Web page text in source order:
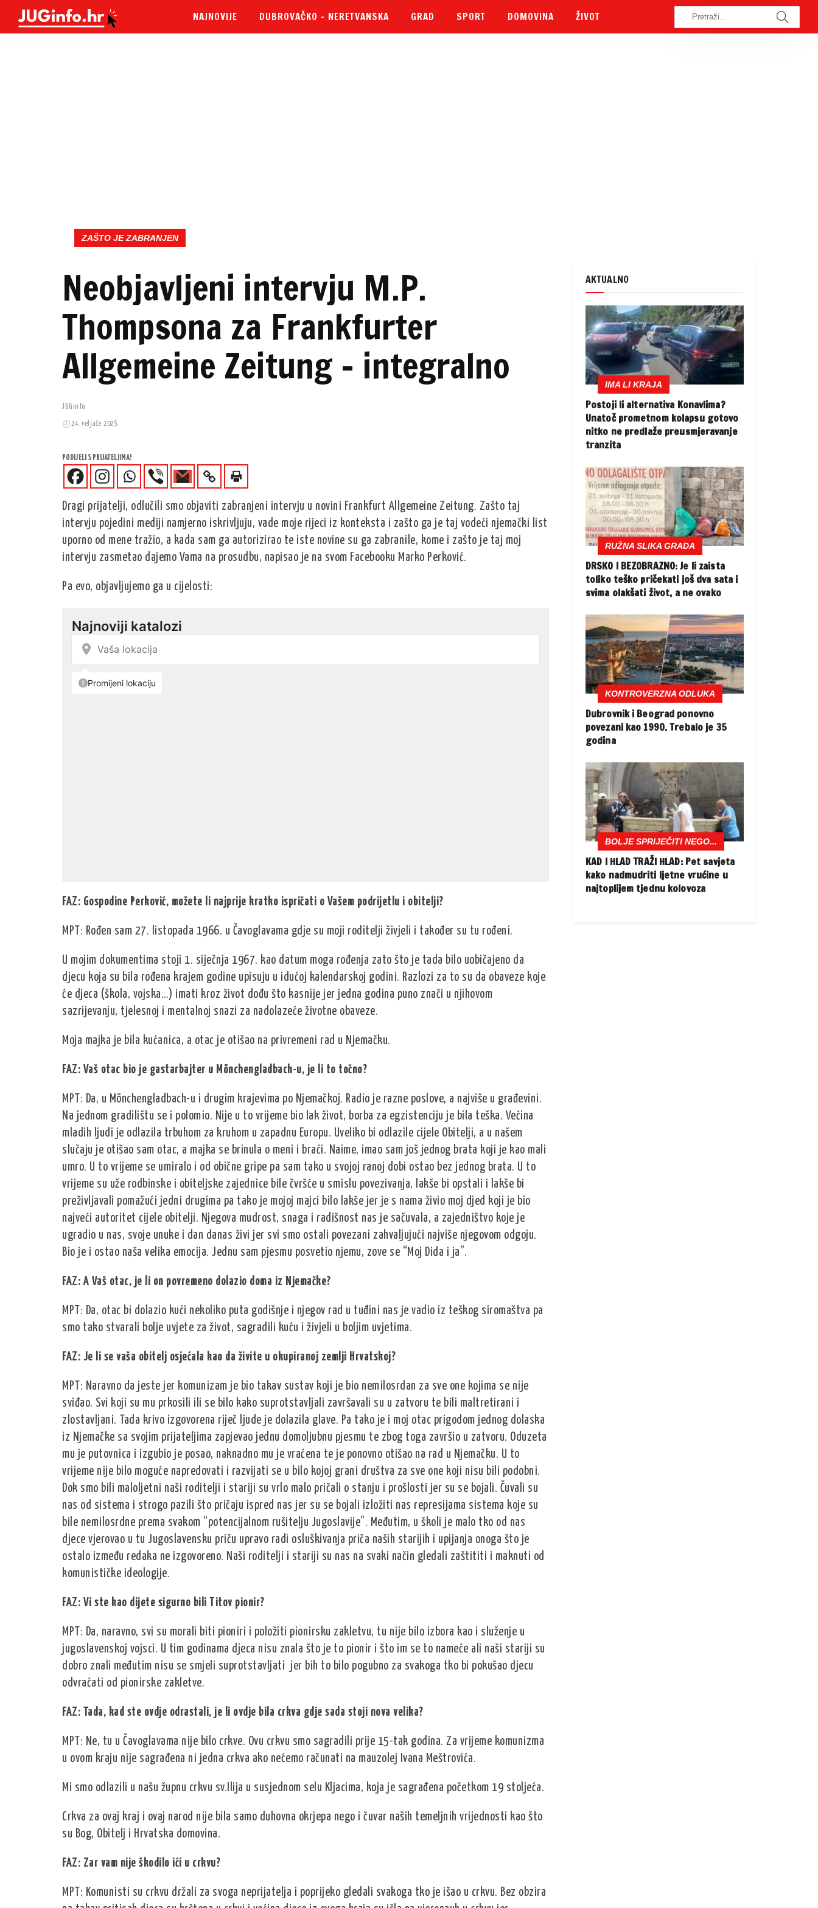
NAJNOVIJE DUBROVAČKO – NERETVANSKA GRAD SPORT DOMOVINA ŽIVOT
ZAŠTO JE ZABRANJEN
Neobjavljeni intervju M.P.
Thompsona za Frankfurter
Allgemeine Zeitung – integralno
JUGinfo
24. veljače 2025.
PODIJELI S PRIJATELJIMA!
Dragi prijatelji, odlučili smo objaviti zabranjeni intervju u novini Frankfurt Allgemeine Zeitung. Zašto taj
intervju pojedini mediji namjerno iskrivljuju, vade moje rijeci iz konteksta i zašto ga je taj vodeći njemački list
uporno od mene tražio, a kada sam ga autorizirao te iste novine su ga zabranile, kome i zašto je taj moj
intervju zasmetao dajemo Vama na prosudbu, napisao je na svom Facebooku Marko Perković.
Pa evo, objavljujemo ga u cijelosti:
FAZ: Gospodine Perković, možete li najprije kratko ispričati o Vašem podrijetlu i obitelji?
MPT: Rođen sam 27. listopada 1966. u Čavoglavama gdje su moji roditelji živjeli i također su tu rođeni.
U mojim dokumentima stoji 1. siječnja 1967. kao datum moga rođenja zato što je tada bilo uobičajeno da
djecu koja su bila rođena krajem godine upisuju u idućoj kalendarskoj godini. Razlozi za to su da obaveze koje
će djeca (škola, vojska…) imati kroz život dođu što kasnije jer jedna godina puno znači u njihovom
sazrijevanju, tjelesnoj i mentalnoj snazi za nadolazeće životne obaveze.
Moja majka je bila kućanica, a otac je otišao na privremeni rad u Njemačku.
FAZ: Vaš otac bio je gastarbajter u Mönchengladbach-u, je li to točno?
MPT: Da, u Mönchengladbach-u i drugim krajevima po Njemačkoj. Radio je razne poslove, a najviše u građevini.
Na jednom gradilištu se i polomio. Nije u to vrijeme bio lak život, borba za egzistenciju je bila teška. Većina
mladih ljudi je odlazila trbuhom za kruhom u zapadnu Europu. Uveliko bi odlazile cijele Obitelji, a u našem
slučaju je otišao sam otac, a majka se brinula o meni i braći. Naime, imao sam još jednog brata koji je kao mali
umro. U to vrijeme se umiralo i od obične gripe pa sam tako u svojoj ranoj dobi ostao bez jednog brata. U to
vrijeme su uže rodbinske i obiteljske zajednice bile čvršće u smislu povezivanja, lakše bi opstali i lakše bi
preživljavali pomažući jedni drugima pa tako je mojoj majci bilo lakše jer je s nama živio moj djed koji je bio
najveći autoritet cijele obitelji. Njegova mudrost, snaga i radišnost nas je sačuvala, a zajedništvo koje je
ugradio u nas, svoje unuke i dan danas živi jer svi smo ostali povezani zahvaljujući najviše njegovom odgoju.
Bio je i ostao naša velika emocija. Jednu sam pjesmu posvetio njemu, zove se “Moj Dida i ja”.
FAZ: A Vaš otac, je li on povremeno dolazio doma iz Njemačke?
MPT: Da, otac bi dolazio kući nekoliko puta godišnje i njegov rad u tuđini nas je vadio iz teškog siromaštva pa
smo tako stvarali bolje uvjete za život, sagradili kuću i živjeli u boljim uvjetima.
FAZ: Je li se vaša obitelj osjećala kao da živite u okupiranoj zemlji Hrvatskoj?
MPT: Naravno da jeste jer komunizam je bio takav sustav koji je bio nemilosrdan za sve one kojima se nije
sviđao. Svi koji su mu prkosili ili se bilo kako suprotstavljali završavali su u zatvoru te bili maltretirani i
zlostavljani. Tada krivo izgovorena riječ ljude je dolazila glave. Pa tako je i moj otac prigodom jednog dolaska
iz Njemačke sa svojim prijateljima zapjevao jednu domoljubnu pjesmu te zbog toga završio u zatvoru. Oduzeta
mu je putovnica i izgubio je posao, naknadno mu je vraćena te je ponovno otišao na rad u Njemačku. U to
vrijeme nije bilo moguće napredovati i razvijati se u bilo kojoj grani društva za sve one koji nisu bili podobni.
Dok smo bili maloljetni naši roditelji i stariji su vrlo malo pričali o stanju i prošlosti jer su se bojali. Čuvali su
nas od sistema i strogo pazili što pričaju ispred nas jer su se bojali izložiti nas represijama sistema koje su
bile nemilosrdne prema svakom “potencijalnom rušitelju Jugoslavije”. Međutim, u školi je malo tko od nas
djece vjerovao u tu Jugoslavensku priču upravo radi osluškivanja priča naših starijih i upijanja onoga što je
ostalo između redaka ne izgovoreno. Naši roditelji i stariji su nas na svaki način gledali zaštititi i maknuti od
komunističke ideologije.
FAZ: Vi ste kao dijete sigurno bili Titov pionir?
MPT: Da, naravno, svi su morali biti pioniri i položiti pionirsku zakletvu, tu nije bilo izbora kao i služenje u
jugoslavenskoj vojsci. U tim godinama djeca nisu znala što je to pionir i što im se to nameće ali naši stariji su
dobro znali međutim nisu se smjeli suprotstavljati jer bih to bilo pogubno za svakoga tko bi pokušao djecu
odvraćati od pionirske zakletve.
FAZ: Tada, kad ste ovdje odrastali, je li ovdje bila crkva gdje sada stoji nova velika?
MPT: Ne, tu u Čavoglavama nije bilo crkve. Ovu crkvu smo sagradili prije 15-tak godina. Za vrijeme komunizma
u ovom kraju nije sagrađena ni jedna crkva ako nećemo računati na mauzolej Ivana Meštrovića.
Mi smo odlazili u našu župnu crkvu sv.Ilija u susjednom selu Kljacima, koja je sagrađena početkom 19 stoljeća.
Crkva za ovaj kraj i ovaj narod nije bila samo duhovna okrjepa nego i čuvar naših temeljnih vrijednosti kao što
su Bog, Obitelj i Hrvatska domovina.
FAZ: Zar vam nije škodilo ići u crkvu?
MPT: Komunisti su crkvu držali za svoga neprijatelja i poprijeko gledali svakoga tko je išao u crkvu. Bez obzira
AKTUALNO
IMA LI KRAJA
Postoji li alternativa Konavlima?
Unatoč prometnom kolapsu gotovo
nitko ne predlaže preusmjeravanje
tranzita
RUŽNA SLIKA GRADA
DRSKO I BEZOBRAZNO: Je li zaista
toliko teško pričekati još dva sata i
svima olakšati život, a ne ovako
KONTROVERZNA ODLUKA
Dubrovnik i Beograd ponovno
povezani kao 1990. Trebalo je 35
godina
BOLJE SPRIJEČITI NEGO...
KAD I HLAD TRAŽI HLAD: Pet savjeta
kako nadmudriti ljetne vrućine u
najtoplijem tjednu kolovoza